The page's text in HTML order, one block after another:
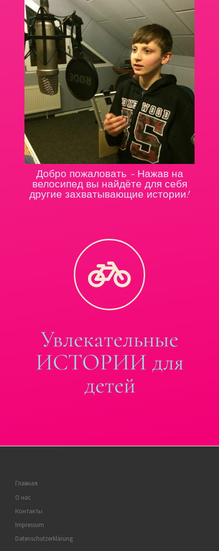
Добро пожаловать - Нажав на
велосипед вы найдёте для себя
другие захватывающие истории!
Увлекательные
ИСТОРИИ для
детей
Главная
О нас
Контакты
Impressum
Datenschutzerklärung